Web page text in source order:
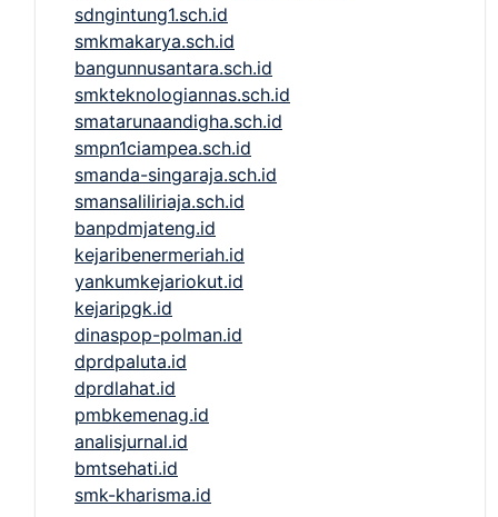
sdngintung1.sch.id
smkmakarya.sch.id
bangunnusantara.sch.id
smkteknologiannas.sch.id
smatarunaandigha.sch.id
smpn1ciampea.sch.id
smanda-singaraja.sch.id
smansaliliriaja.sch.id
banpdmjateng.id
kejaribenermeriah.id
yankumkejariokut.id
kejaripgk.id
dinaspop-polman.id
dprdpaluta.id
dprdlahat.id
pmbkemenag.id
analisjurnal.id
bmtsehati.id
smk-kharisma.id